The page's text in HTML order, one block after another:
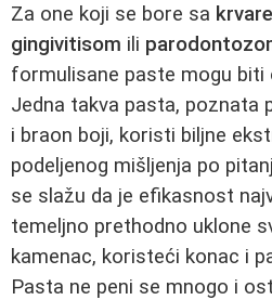
Za one koji se bore sa
gingivitisom ili
formulisane paste mogu biti
Jedna takva pasta, poznata
i braon boji, koristi biljne
podeljenog mišljenja po
se slažu da je efikasnost
temeljno prethodno uklone
kamenac, koristeći konac i
Pasta ne peni se mnogo i